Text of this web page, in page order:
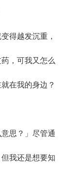
得越发沉重，
，可我又怎么
在我的身边？
思？」尽管通
我还是想要知